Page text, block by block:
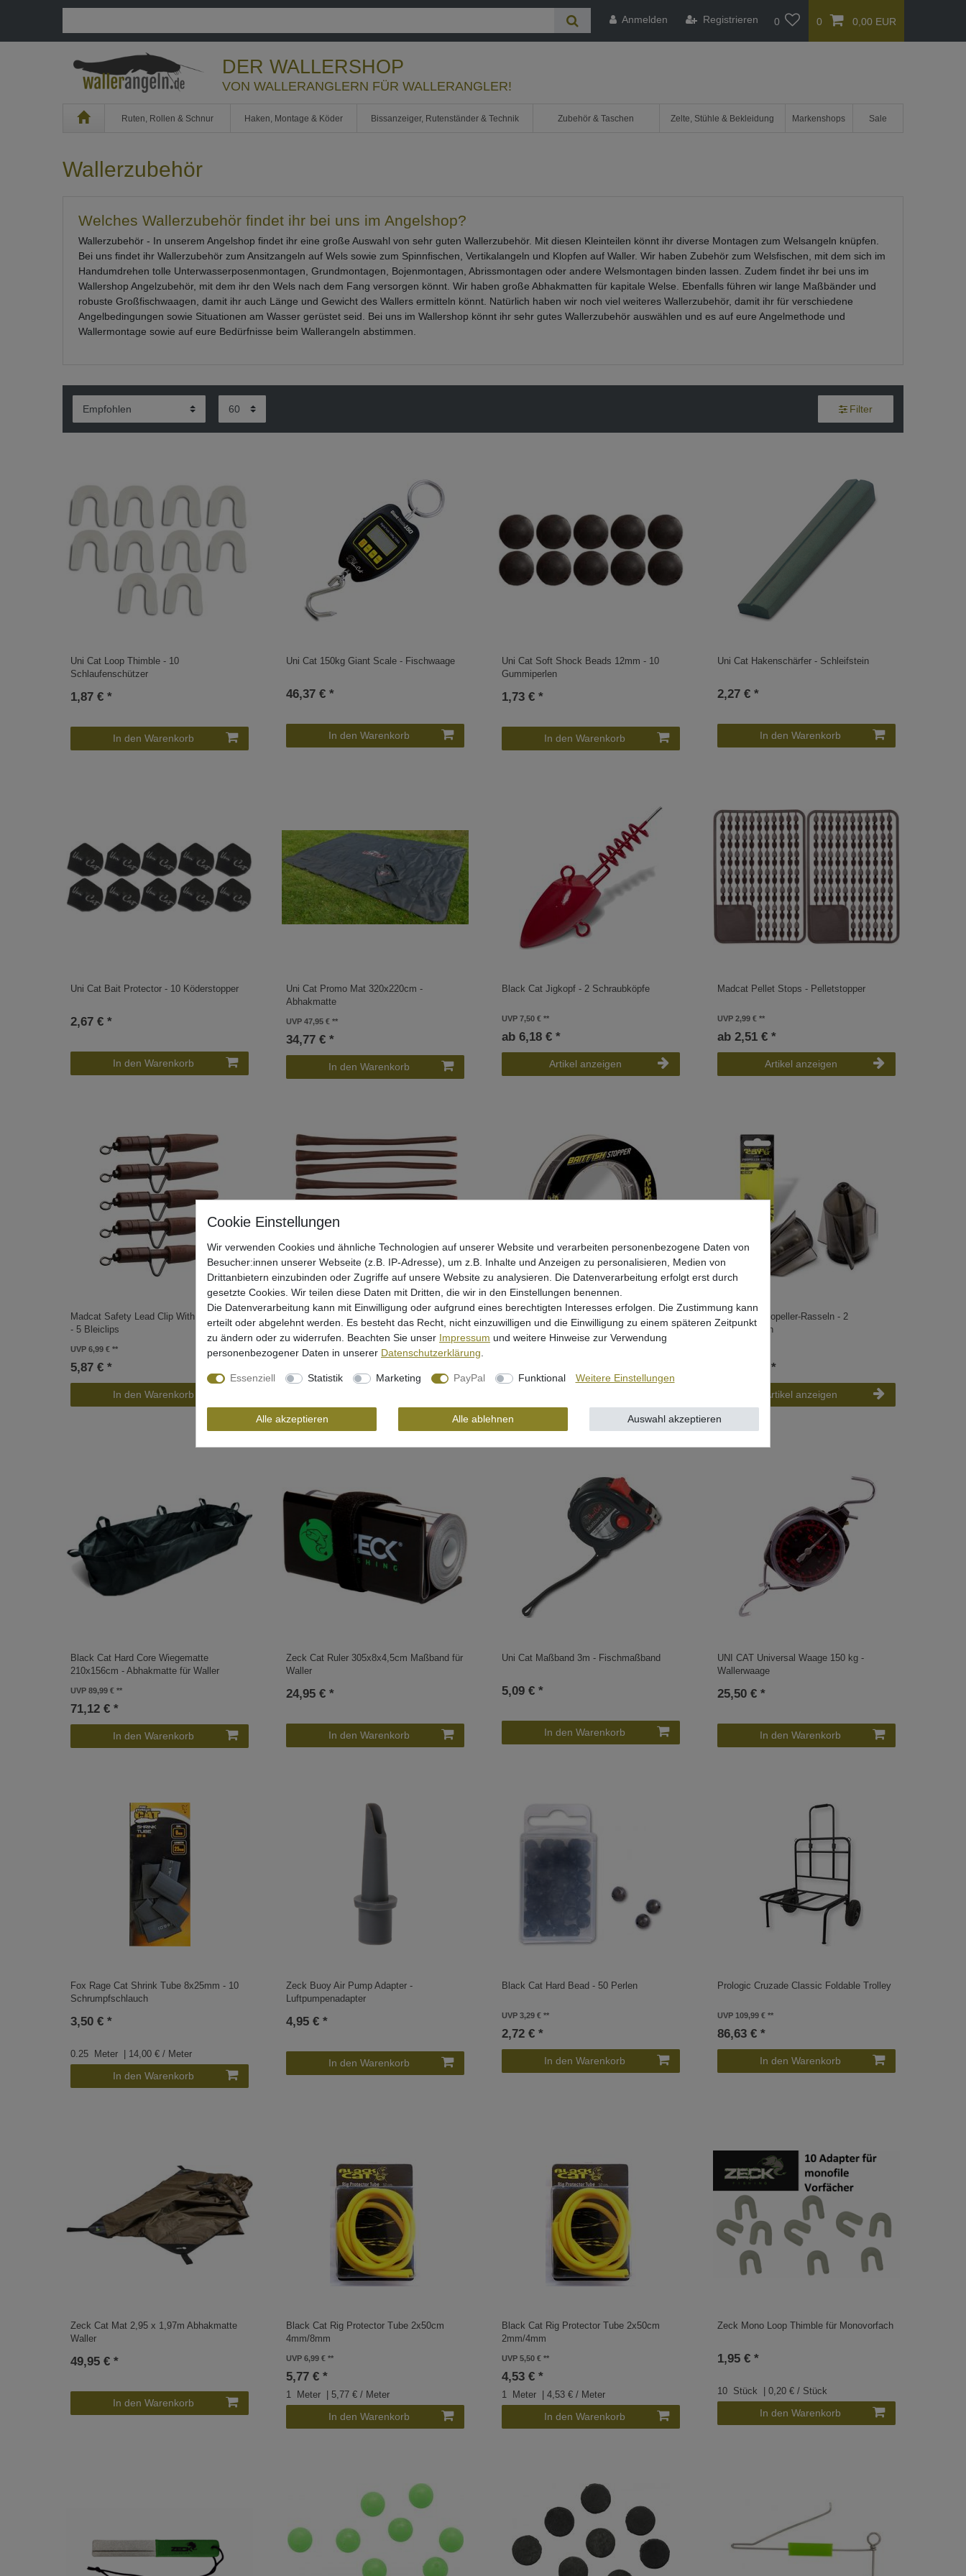
Anmelden Registrieren 0 0 0,00 EUR
DER WALLERSHOP
VON WALLERANGLERN FÜR WALLERANGLER!
Home Ruten, Rollen & Schnur Haken, Montage & Köder Bissanzeiger, Rutenständer & Technik Zubehör & Taschen Zelte, Stühle & Bekleidung Markenshops Sale
Wallerzubehör
Welches Wallerzubehör findet ihr bei uns im Angelshop?
Wallerzubehör - In unserem Angelshop findet ihr eine große Auswahl von sehr guten Wallerzubehör. Mit diesen Kleinteilen könnt ihr diverse Montagen zum Welsangeln knüpfen.
Bei uns findet ihr Wallerzubehör zum Ansitzangeln auf Wels sowie zum Spinnfischen, Vertikalangeln und Klopfen auf Waller. Wir haben Zubehör zum Welsfischen, mit dem sich im
Handumdrehen tolle Unterwasserposenmontagen, Grundmontagen, Bojenmontagen, Abrissmontagen oder andere Welsmontagen binden lassen. Zudem findet ihr bei uns im
Wallershop Angelzubehör, mit dem ihr den Wels nach dem Fang versorgen könnt. Wir haben große Abhakmatten für kapitale Welse. Ebenfalls führen wir lange Maßbänder und
robuste Großfischwaagen, damit ihr auch Länge und Gewicht des Wallers ermitteln könnt. Natürlich haben wir noch viel weiteres Wallerzubehör, damit ihr für verschiedene
Angelbedingungen sowie Situationen am Wasser gerüstet seid. Bei uns im Wallershop könnt ihr sehr gutes Wallerzubehör auswählen und es auf eure Angelmethode und
Wallermontage sowie auf eure Bedürfnisse beim Wallerangeln abstimmen.
Filter
Uni Cat Loop Thimble - 10
Schlaufenschützer
1,87 € *
In den Warenkorb
Uni Cat 150kg Giant Scale - Fischwaage
46,37 € *
In den Warenkorb
Uni Cat Soft Shock Beads 12mm - 10
Gummiperlen
1,73 € *
In den Warenkorb
Uni Cat Hakenschärfer - Schleifstein
2,27 € *
In den Warenkorb
Uni Cat Bait Protector - 10 Köderstopper
2,67 € *
In den Warenkorb
Uni Cat Promo Mat 320x220cm -
Abhakmatte
UVP 47,95 €
34,77 € *
In den Warenkorb
Black Cat Jigkopf - 2 Schraubköpfe
UVP 7,50 €
ab 6,18 € *
Artikel anzeigen
Madcat Pellet Stops - Pelletstopper
UVP 2,99 €
ab 2,51 € *
Artikel anzeigen
Madcat Safety Lead Clip With Swivel XXL
- 5 Bleiclips
UVP 6,99 €
5,87 € *
In den Warenkorb
Madcat Anti-Tangle Sleeve XL 8cm - 10
UVP 4,99 €
Black Cat Köderfisch-Stopper - 1,5m
Gummistopper
1.5 | 8,79 € / Meter
In den Warenkorb
Black Cat Propeller-Rasseln - 2
Wallerrasseln
ab 2,47 € *
Artikel anzeigen
Black Cat Hard Core Wiegematte
210x156cm - Abhakmatte für Waller
UVP 89,99 €
71,12 € *
In den Warenkorb
Zeck Cat Ruler 305x8x4,5cm Maßband für
Waller
24,95 € *
In den Warenkorb
Uni Cat Maßband 3m - Fischmaßband
5,09 € *
In den Warenkorb
UNI CAT Universal Waage 150 kg -
Wallerwaage
25,50 € *
In den Warenkorb
Fox Rage Cat Shrink Tube 8x25mm - 10
Schrumpfschlauch
3,50 € *
0.25 Meter | 14,00 € / Meter
In den Warenkorb
Zeck Buoy Air Pump Adapter -
Luftpumpenadapter
4,95 € *
In den Warenkorb
Black Cat Hard Bead - 50 Perlen
UVP 3,29 €
2,72 € *
In den Warenkorb
Prologic Cruzade Classic Foldable Trolley
UVP 109,99 €
86,63 € *
In den Warenkorb
Zeck Cat Mat 2,95 x 1,97m Abhakmatte
Waller
49,95 € *
In den Warenkorb
Black Cat Rig Protector Tube 2x50cm
4mm/8mm
UVP 6,99 €
5,77 € *
1 Meter | 5,77 € / Meter
In den Warenkorb
Black Cat Rig Protector Tube 2x50cm
2mm/4mm
UVP 5,50 €
4,53 € *
1 Meter | 4,53 € / Meter
In den Warenkorb
Zeck Mono Loop Thimble für Monovorfach
1,95 € *
10 Stück | 0,20 € / Stück
In den Warenkorb
Wir verwenden Cookies und ähnliche Technologien auf unserer Website und verarbeiten personenbezogene Daten von
Besucher:innen unserer Webseite (z.B. IP-Adresse), um z.B. Inhalte und Anzeigen zu personalisieren, Medien von
Drittanbietern einzubinden oder Zugriffe auf unsere Website zu analysieren. Die Datenverarbeitung erfolgt erst durch
gesetzte Cookies. Wir teilen diese Daten mit Dritten, die wir in den Einstellungen benennen.
Die Datenverarbeitung kann mit Einwilligung oder aufgrund eines berechtigten Interesses erfolgen. Die Zustimmung kann
erteilt oder abgelehnt werden. Es besteht das Recht, nicht einzuwilligen und die Einwilligung zu einem späteren Zeitpunkt
zu ändern oder zu widerrufen. Beachten Sie unser Impressum und weitere Hinweise zur Verwendung
personenbezogener Daten in unserer Daten­schutz­erklärung
Essenziell Statistik Marketing PayPal Funktional Weitere Einstellungen
Alle akzeptieren Alle ablehnen Auswahl akzeptieren